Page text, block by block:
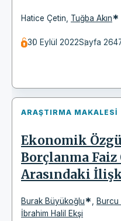
Hatice Çetin Tuğba Akın*
30 Eylül 2022Sayfa
ARAŞTIRMA MAKALESI
Ekonomik
Borçlanma Faiz
Arasındaki
Burak Büyükoğlu* Burcu
İbrahim Halil Ekşi